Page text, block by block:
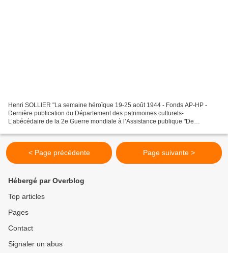
Henri SOLLIER "La semaine héroïque 19-25 août 1944 - Fonds AP-HP -
Dernière publication du Département des patrimoines culturels-
L’abécédaire de la 2e Guerre mondiale à l’Assistance publique "De
< Page précédente Page suivante >
Hébergé par Overblog
Top articles
Pages
Contact
Signaler un abus